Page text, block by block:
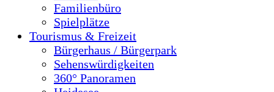
Familienbüro
Spielplätze
Tourismus & Freizeit
Bürgerhaus / Bürgerpark
Sehenswürdigkeiten
360° Panoramen